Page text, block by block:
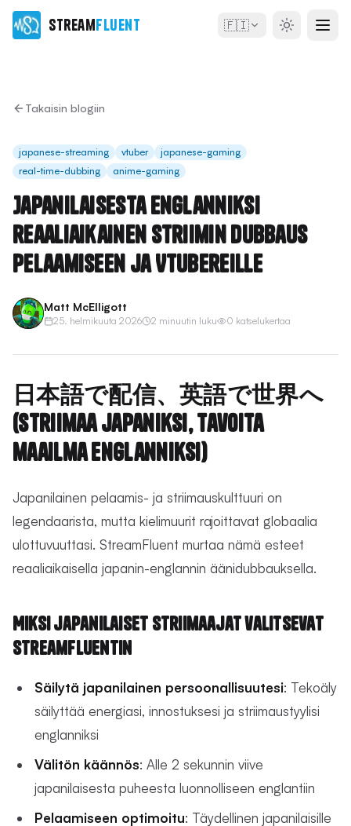
StreamFluent 🇫🇮
Takaisin blogiin
japanese-streaming vtuber
japanese-gaming
real-time-dubbing
anime-gaming
Japanilaisesta englanniksi
reaaliaikainen striimin dubbaus
pelaamiseen ja VTubereille
Matt McElligott
25. helmikuuta 2026 2 minuutin luku 0 katselukertaa
日本語で配信、英語で世界へ
(Striimaa japaniksi, tavoita
maailma englanniksi)
Japanilainen pelaamis- ja striimauskulttuuri on
legendaarista, mutta kielimuurit rajoittavat globaalia
ulottuvuuttasi. StreamFluent murtaa nämä esteet
reaaliaikaisella japanin-englannin äänidubbauksella.
Miksi japanilaiset striimaajat valitsevat
StreamFluentin
Säilytä japanilainen persoonallisuutesi: Tekoäly
säilyttää energiasi, innostuksesi ja striimaustyylisi
englanniksi
Välitön käännös: Alle 2 sekunnin viive
japanilaisesta puheesta luonnolliseen englantiin
Pelaamiseen optimoitu: Täydellinen japanilaisille